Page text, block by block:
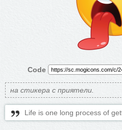
Code
на стикера с приятели.
Life is one long process of